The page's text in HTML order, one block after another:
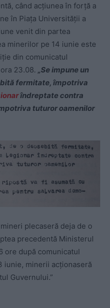
când acțiunea în forță a
în Piața Universității a
venit din partea
minerilor pe 14 iunie este
din comunicatul
23.08. „Se impune un
fermitate, împotriva
îndreptate contra
tuturor oamenilor
plecaseră deja de o
precedentă Ministerul
ore după comunicatul
iunie, minerii acționaseră
Guvernului.”